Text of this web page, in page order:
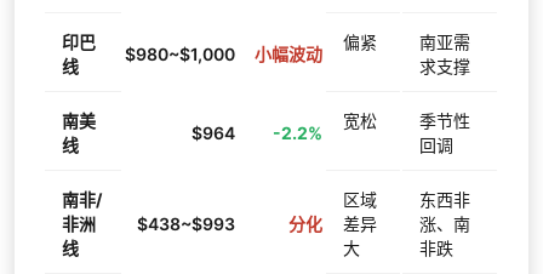
印巴
线
$980~$1,000 小幅波动
偏紧
南亚需
求支撑
南美
线
$964 -2.2%
宽松
季节性
回调
南非/
非洲
线
$438~$993 分化
区域
差异
大
东西非
涨、南
非跌